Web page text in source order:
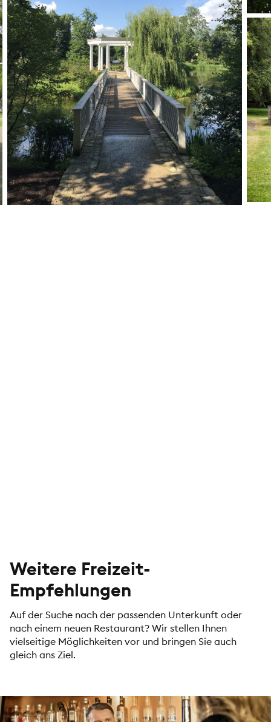
Weitere Freizeit-
Empfehlungen
Auf der Suche nach der passenden Unterkunft oder
nach einem neuen Restaurant? Wir stellen Ihnen
vielseitige Möglichkeiten vor und bringen Sie auch
gleich ans Ziel.